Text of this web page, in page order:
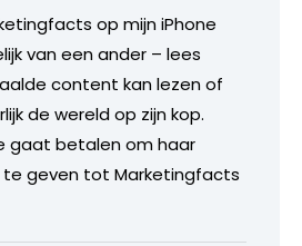
op mijn iPhone
van een ander – lees
content kan lezen of
de wereld op zijn kop.
gaat betalen om haar
geven tot Marketingfacts